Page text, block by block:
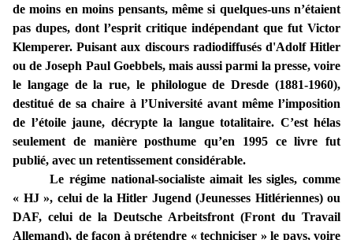
de moins en moins pensants, même si quelques-uns n’étaient
pas dupes, dont l’esprit critique indépendant que fut Victor
Klemperer. Puisantaux discours radiodiffusés d'Adolf Hitler
ou de Joseph Paul Goebbels, mais aussi parmi la presse, voire
le langage de la rue, le philologue de Dresde (1881-1960),
destitué de sa chaire à l’Université avant même l’imposition
de l’étoile jaune, décrypte la langue totalitaire. C’est hélas
seulement de manière posthume qu’en 1995 ce livre fut
publié, avec un retentissement considérable.
Le régime national-socialiste aimait les sigles, comme
« HJ », celui de la Hitler Jugend (Jeunesses Hitlériennes) ou
DAF, celui de la Deutsche Arbeitsfront (Front du Travail
Allemand), de façon à prétendre « techniciser » le pays, voire